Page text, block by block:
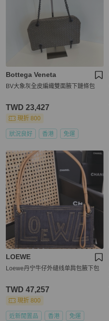
Bottega Veneta
BV大象灰全皮編織雙面腋下鏈條包
TWD 23,427
現折 800
狀況良好 香港 免運
LOEWE
Loewe丹宁牛仔外缝线单肩包腋下包
TWD 47,257
現折 800
近新閒置品 香港 免運